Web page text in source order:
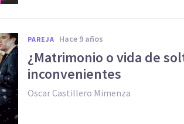
PAREJA hace 9 años
¿Matrimonio o vida de
inconvenientes
Oscar Castillero Mimenza